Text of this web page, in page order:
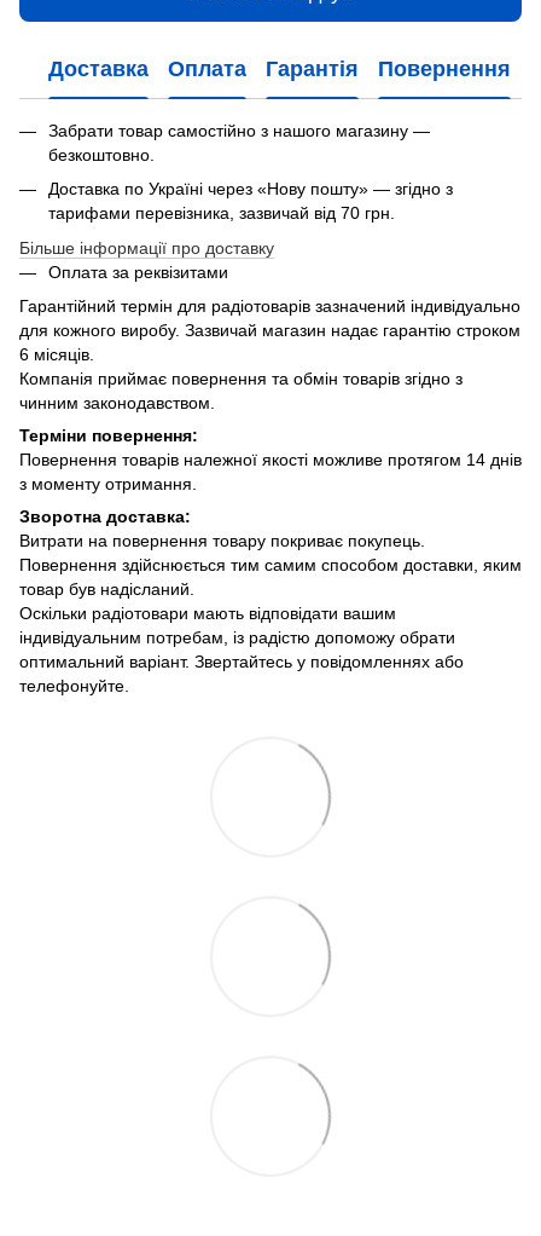
Доставка Оплата Гарантія Повернення
Забрати товар самостійно з нашого магазину —
безкоштовно.
Доставка по Україні через «Нову пошту» — згідно з
тарифами перевізника, зазвичай від 70 грн.
Більше інформації про доставку
Оплата за реквізитами
Гарантійний термін для радіотоварів зазначений індивідуально
для кожного виробу. Зазвичай магазин надає гарантію строком
6 місяців.
Компанія приймає повернення та обмін товарів згідно з
чинним законодавством.
Терміни повернення:
Повернення товарів належної якості можливе протягом 14 днів
з моменту отримання.
Зворотна доставка:
Витрати на повернення товару покриває покупець.
Повернення здійснюється тим самим способом доставки, яким
товар був надісланий.
Оскільки радіотовари мають відповідати вашим
індивідуальним потребам, із радістю допоможу обрати
оптимальний варіант. Звертайтесь у повідомленнях або
телефонуйте.